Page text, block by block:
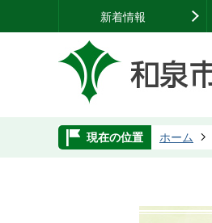
新着情報
現在の位置 ホーム